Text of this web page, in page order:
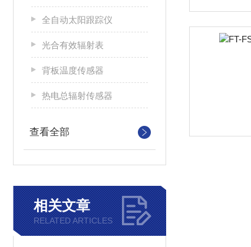
全自动太阳跟踪仪
光合有效辐射表
背板温度传感器
热电总辐射传感器
查看全部
相关文章
RELATED ARTICLES